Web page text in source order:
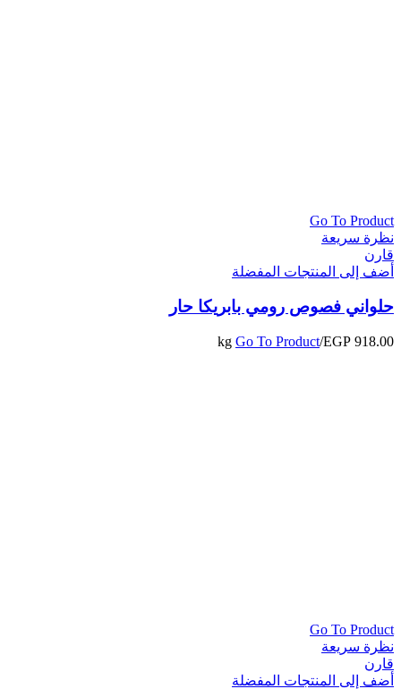
Go To Product
نظرة سريعة
قارن
أضف إلى المنتجات المفضلة
حلواني فصوص رومي بابريكا حار
EGP 918.00
/kg
Go To Product
Go To Product
نظرة سريعة
قارن
أضف إلى المنتجات المفضلة